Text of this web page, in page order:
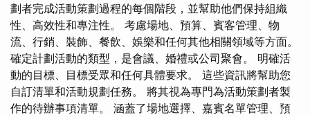
劃者完成活動策劃過程的每個階段，並幫助他們保持組織
性、高效性和專注性。 考慮場地、預算、賓客管理、物
流、行銷、裝飾、餐飲、娛樂和任何其他相關領域等方面。
確定計劃活動的類型，是會議、婚禮或公司聚會。 明確活
動的目標、目標受眾和任何具體要求。 這些資訊將幫助您
自訂清單和活動規劃任務。 將其視為專門為活動策劃者製
作的待辦事項清單。 涵蓋了場地選擇、嘉賓名單管理、預